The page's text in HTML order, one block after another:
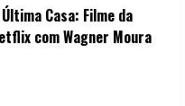
Casa: Filme da
com Wagner Moura